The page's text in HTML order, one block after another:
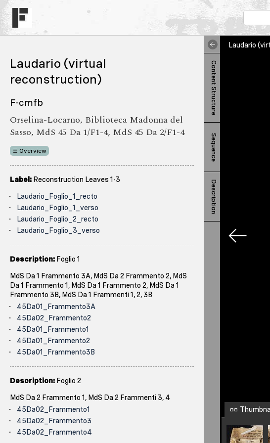
Laudario (virtual
reconstruction)
F-cmfb
Orselina-Locarno, Biblioteca Madonna del
Sasso, MdS 45 Da 1/F1-4, MdS 45 Da 2/F1-4
Overview
Label: Reconstruction Leaves 1-3
Laudario_Foglio_1_recto
Laudario_Foglio_1_verso
Laudario_Foglio_2_recto
Laudario_Foglio_3_verso
Description: Foglio 1
MdS Da 1 Frammento 3A, MdS Da 2 Frammento 2, MdS
Da 1 Frammento 1, MdS Da 1 Frammento 2, MdS Da 1
Frammento 3B, MdS Da 1 Frammenti 1, 2, 3B
45Da01_Frammento3A
45Da02_Frammento2
45Da01_Frammento1
45Da01_Frammento2
45Da01_Frammento3B
Description: Foglio 2
MdS Da 2 Frammento 1, MdS Da 2 Frammenti 3, 4
45Da02_Frammento1
45Da02_Frammento3
45Da02_Frammento4
Content Structure
Sequence
Description